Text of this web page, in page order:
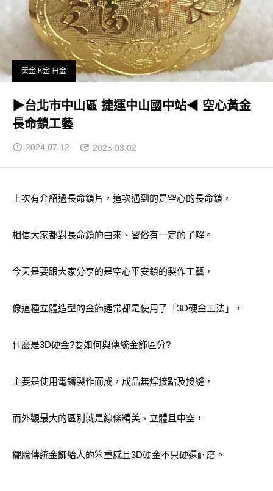
黃金 K金 白金
▶台北市中山區 捷運中山國中站◀ 空心黃金
長命鎖工藝
2024.07.12 2025.03.02
上次有介紹過長命鎖片，這次遇到的是空心的長命鎖，
相信大家都對長命鎖的由來、習俗有一定的了解。
今天是要跟大家分享的是空心平安鎖的製作工藝，
像這種立體造型的金飾通常都是使用了「3D硬金工法」，
什麼是3D硬金?要如何與傳統金飾區分?
主要是使用電鑄製作而成，成品無焊接點及接縫，
而外觀最大的區別就是線條精美、立體且中空，
擺脫傳統金飾給人的笨重感且3D硬金不只硬還耐磨。